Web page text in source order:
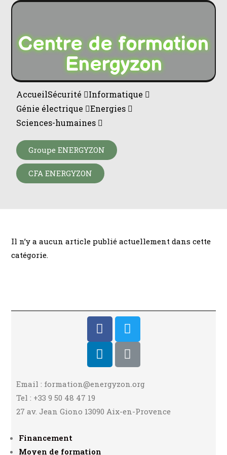
Centre de formation
Energyzon
AccueilSécurité
Informatique
Génie électrique
Energies
Sciences-humaines
Groupe ENERGYZON
CFA ENERGYZON
Il n’y a aucun article publié actuellement dans cette
catégorie.
Email : formation@energyzon.org
Tel : +33 9 50 48 47 19
27 av. Jean Giono 13090 Aix-en-Provence
Financement
Moyen de formation